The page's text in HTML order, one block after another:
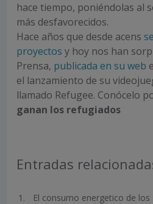
hace tiempo, poniéndolas al
más desfavorecidos.
Hace años que desde acens
proyectos y hoy nos han
Prensa, publicada en su web
el lanzamiento de su
llamado Refugee. Conócelo
ganan los refugiados
Entradas
El consumo energetico de los